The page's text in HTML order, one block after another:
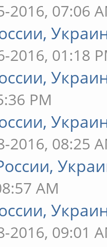
2016, 07:06
2016, 01:18
PM
2016, 08:25
AM
2016, 09:01